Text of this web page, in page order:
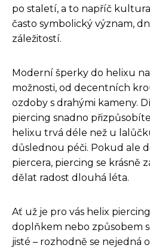
po staletí, a to napříč
často symbolický význam,
záležitostí.
Moderní šperky do helixu
možnosti, od decentních
ozdoby s drahými kameny.
piercing snadno
helixu trvá déle než u
důslednou péči. Pokud ale
piercera, piercing se krásně
dělat radost dlouhá léta.
Ať už je pro vás helix
doplňkem nebo způsobem
jisté – rozhodně se nejedná